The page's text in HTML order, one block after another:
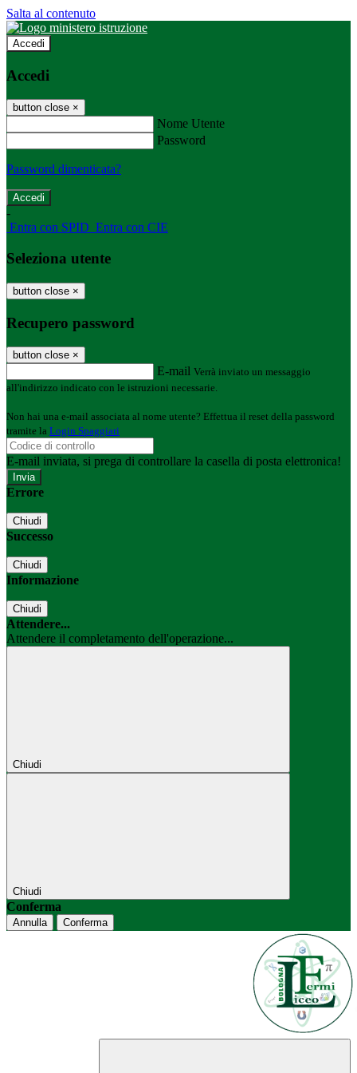
Salta al contenuto
Accedi
Accedi
button close ×
Nome Utente
Password
Password dimenticata?
-
Entra con SPID Entra con CIE
Seleziona utente
button close ×
Recupero password
button close ×
E-mail Verrà inviato un messaggio
all'indirizzo indicato con le istruzioni necessarie.
Non hai una e-mail associata al nome utente? Effettua il reset della password
tramite la Login Spaggiari
E-mail inviata, si prega di controllare la casella di posta elettronica!
Errore
Chiudi
Successo
Chiudi
Informazione
Chiudi
Attendere...
Attendere il completamento dell'operazione...
Chiudi
Chiudi
Conferma
Annulla Conferma